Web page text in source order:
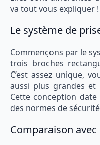
va tout vous expliquer !
Le système de
Commençons par le
trois broches
C’est assez unique,
aussi plus grandes
Cette conception
des normes de
Comparaison